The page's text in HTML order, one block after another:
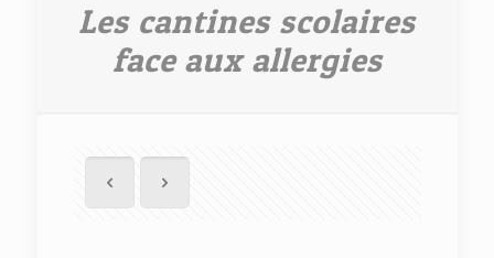
Les cantines scolaires
face aux allergies